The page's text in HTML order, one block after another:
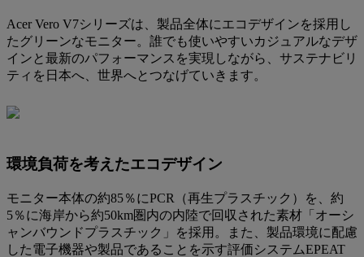
Acer Vero V7シリーズは、製品全体にエコデザインを採用し
たグリーンなモニター。誰でも使いやすいカジュアルなデザ
インと最新のパフォーマンスを実現しながら、サステナビリ
ティを日本へ、世界へとつなげていきます。
環境負荷を考えたエコデザイン
モニター本体の約85％にPCR（再生プラスチック）を、約
5％に海岸から約50km圏内の内陸で回収された素材「オーシ
ャンバウンドプラスチック」を採用。また、製品環境に配慮
した電子機器や製品であることを示す評価システムEPEAT